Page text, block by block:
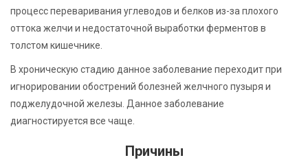
процесс переваривания углеводов и белков из-за плохого
оттока желчи и недостаточной выработки ферментов в
толстом кишечнике.
В хроническую стадию данное заболевание переходит при
игнорировании обострений болезней желчного пузыря и
поджелудочной железы. Данное заболевание
диагностируется все чаще.
Причины